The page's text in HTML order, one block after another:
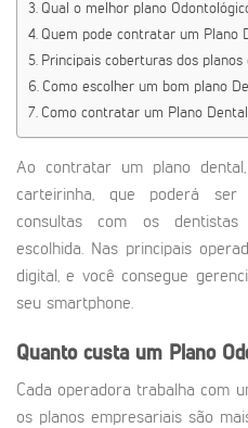
Qual o melhor plano
Quem pode contratar um Plano
Principais coberturas dos planos
Como escolher um bom plano
Como contratar um Plano
Ao contratar um plano
carteirinha, que poderá
consultas com os dentistas
escolhida. Nas principais
digital, e você consegue
seu smartphone.
Quanto custa um Plano
Cada operadora trabalha com
os planos empresariais são